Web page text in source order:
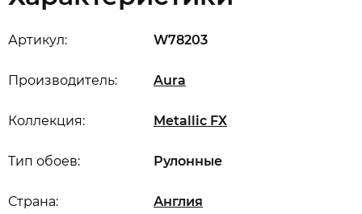
Артикул: W78203
Производитель: Aura
Коллекция: Metallic FX
Страна: Англия
Тип обоев: Рулонные